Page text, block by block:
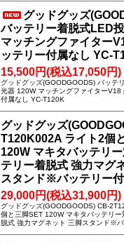
グッドグッズ
バッテリー着脱式LED
マッチングファイター
ッテリー付属なし YC-
15,500円(税込17,050円)
グッドグッズ(GOODGOODS) バッテ
光器 120W マッチングファイター
付属なし YC-T120K
グッドグッズ
T120K002A ライト2個
120W マキタバッテリ
テリー着脱式 強力マグ
スタンド※バッテリー
29,000円(税込31,900円)
グッドグッズ(GOODGOODS) CB-
個と三脚SET 120W マキタバッテリー
脱式 強力マグネット 三脚スタンド※